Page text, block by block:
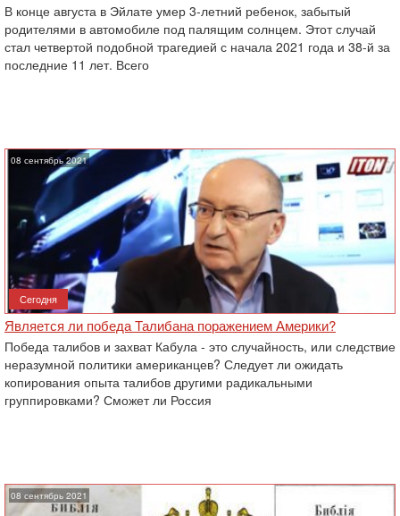
В конце августа в Эйлате умер 3-летний ребенок, забытый
родителями в автомобиле под палящим солнцем. Этот случай
стал четвертой подобной трагедией с начала 2021 года и 38-й за
последние 11 лет. Всего
08 сентябрь 2021
Сегодня
Является ли победа Талибана поражением Америки?
Победа талибов и захват Кабула - это случайность, или следствие
неразумной политики американцев? Следует ли ожидать
копирования опыта талибов другими радикальными
группировками? Сможет ли Россия
08 сентябрь 2021